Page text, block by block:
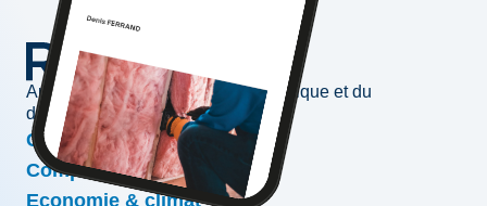
Au service de l'information économique et du
développement des entreprises
Conjoncture & prévisions
Compétitivité & croissance
Economie & climat